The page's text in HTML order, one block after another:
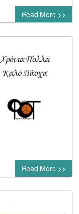
Read More >>
0 comment
Read More >>